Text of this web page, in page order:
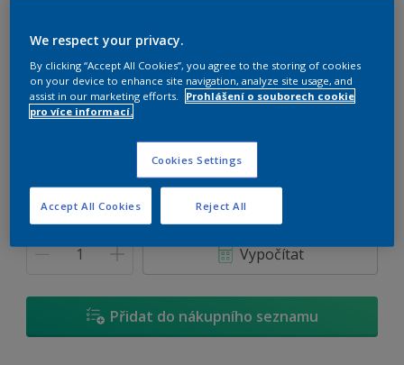
J2.55.55
Změnit odstín
2,5 L
Množství Kalkulačka pro výpočet barvy
Vypočítat
Přidat do nákupního seznamu
We respect your privacy.
By clicking “Accept All Cookies”, you agree to the storing of cookies
on your device to enhance site navigation, analyze site usage, and
assist in our marketing efforts.
Prohlášení o souborech cookie
pro více informací.
Cookies Settings
Reject All
Accept All Cookies